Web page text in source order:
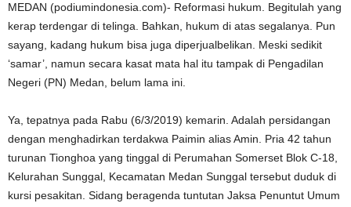
MEDAN (podiumindonesia.com)- Reformasi hukum. Begitulah yang
kerap terdengar di telinga. Bahkan, hukum di atas segalanya. Pun
sayang, kadang hukum bisa juga diperjualbelikan. Meski sedikit
‘samar’, namun secara kasat mata hal itu tampak di Pengadilan
Negeri (PN) Medan, belum lama ini.
Ya, tepatnya pada Rabu (6/3/2019) kemarin. Adalah persidangan
dengan menghadirkan terdakwa Paimin alias Amin. Pria 42 tahun
turunan Tionghoa yang tinggal di Perumahan Somerset Blok C-18,
Kelurahan Sunggal, Kecamatan Medan Sunggal tersebut duduk di
kursi pesakitan. Sidang beragenda tuntutan Jaksa Penuntut Umum